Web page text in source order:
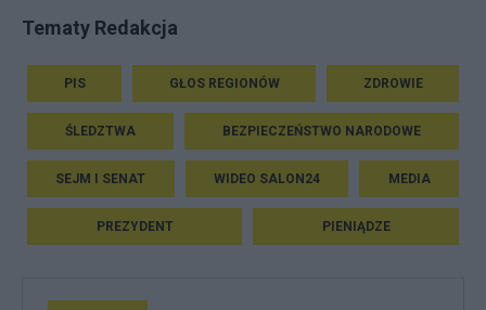
Tematy Redakcja
PIS GŁOS REGIONÓW ZDROWIE
ŚLEDZTWA BEZPIECZEŃSTWO NARODOWE
SEJM I SENAT WIDEO SALON24 MEDIA
PREZYDENT PIENIĄDZE